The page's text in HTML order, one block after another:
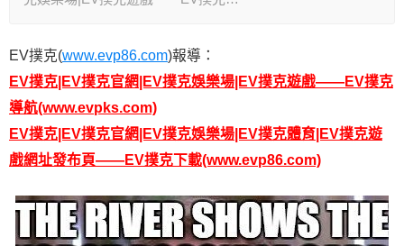
EV撲克(www.evp86.com)報導：
EV撲克|EV撲克官網|EV撲克娛樂場|EV撲克遊戲——EV撲克
導航(www.evpks.com)
EV撲克|EV撲克官網|EV撲克娛樂場|EV撲克體育|EV撲克遊
戲網址發布頁——EV撲克下載(www.evp86.com)